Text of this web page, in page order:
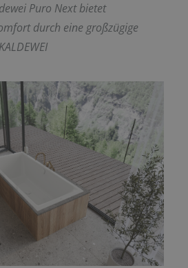
Puro Next bietet
durch eine großzügige